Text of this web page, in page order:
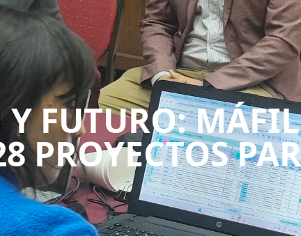
FUTURO:
PROYECTOS